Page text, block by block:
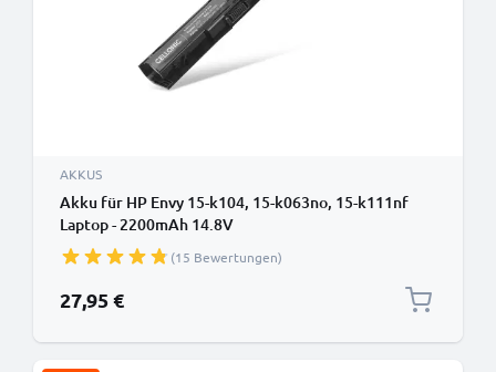
AKKUS
Akku für HP Envy 15-k104, 15-k063no, 15-k111nf
Laptop - 2200mAh 14.8V
(15 Bewertungen)
27,95 €